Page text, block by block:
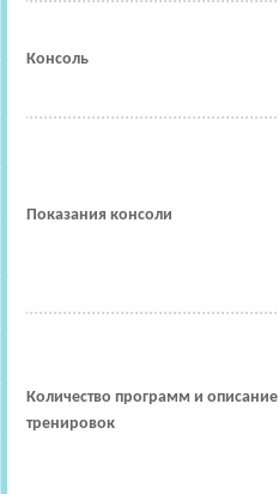
Консоль
Показания консоли
Количество программ и описание
тренировок